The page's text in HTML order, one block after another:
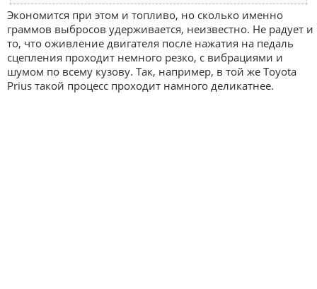
Экономится при этом и топливо, но сколько именно
граммов выбросов удерживается, неизвестно. Не радует и
то, что оживление двигателя после нажатия на педаль
сцепления проходит немного резко, с вибрациями и
шумом по всему кузову. Так, например, в той же Toyota
Prius такой процесс проходит намного деликатнее.